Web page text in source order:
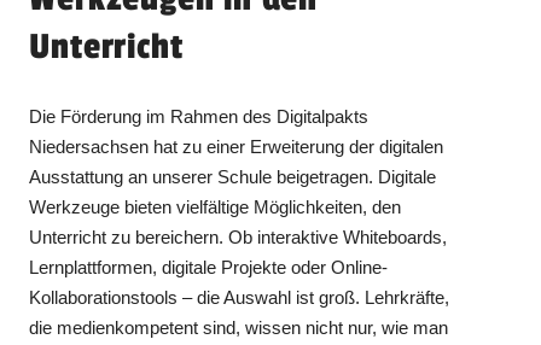
Unterricht
Die Förderung im Rahmen des Digitalpakts
Niedersachsen hat zu einer Erweiterung der digitalen
Ausstattung an unserer Schule beigetragen. Digitale
Werkzeuge bieten vielfältige Möglichkeiten, den
Unterricht zu bereichern. Ob interaktive Whiteboards,
Lernplattformen, digitale Projekte oder Online-
Kollaborationstools – die Auswahl ist groß. Lehrkräfte,
die medienkompetent sind, wissen nicht nur, wie man